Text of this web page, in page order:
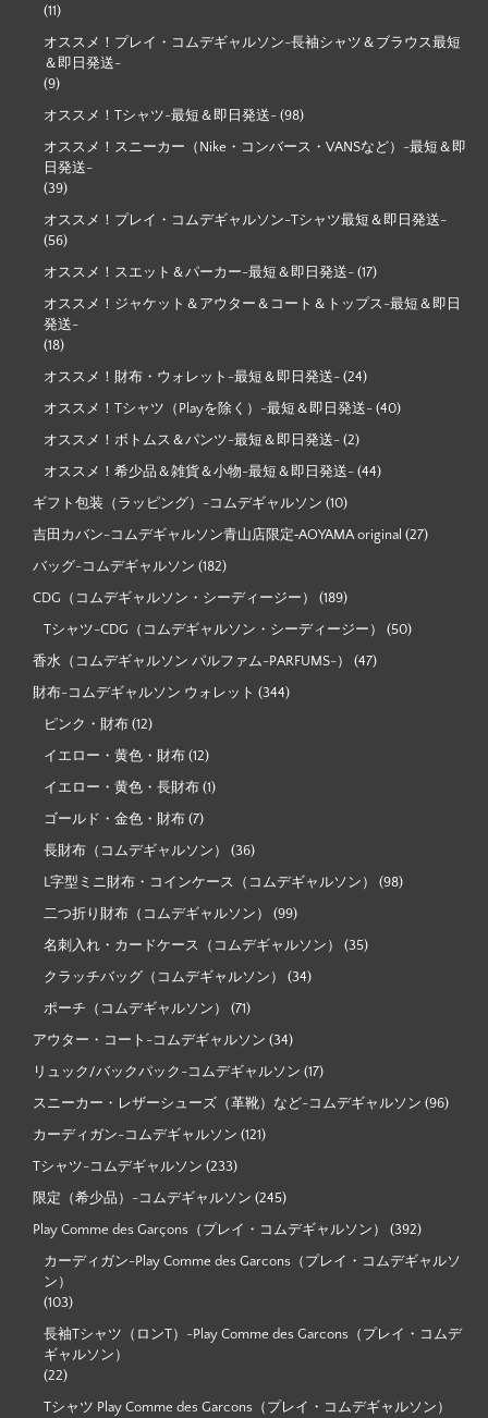
(11)
オススメ！プレイ・コムデギャルソン-長袖シャツ＆ブラウス最短
＆即日発送-
(9)
オススメ！Tシャツ-最短＆即日発送- (98)
オススメ！スニーカー（Nike・コンバース・VANSなど）-最短＆即
日発送-
(39)
オススメ！プレイ・コムデギャルソン-Tシャツ最短＆即日発送-
(56)
オススメ！スエット＆パーカー-最短＆即日発送- (17)
オススメ！ジャケット＆アウター＆コート＆トップス-最短＆即日
発送-
(18)
オススメ！財布・ウォレット-最短＆即日発送- (24)
オススメ！Tシャツ（Playを除く）-最短＆即日発送- (40)
オススメ！ボトムス＆パンツ-最短＆即日発送- (2)
オススメ！希少品＆雑貨＆小物-最短＆即日発送- (44)
ギフト包装（ラッピング）-コムデギャルソン (10)
吉田カバン-コムデギャルソン青山店限定‐AOYAMA original (27)
バッグ-コムデギャルソン (182)
CDG（コムデギャルソン・シーディージー） (189)
Tシャツ-CDG（コムデギャルソン・シーディージー） (50)
香水（コムデギャルソン パルファム-PARFUMS-） (47)
財布-コムデギャルソン ウォレット (344)
ピンク・財布 (12)
イエロー・黄色・財布 (12)
イエロー・黄色・長財布 (1)
ゴールド・金色・財布 (7)
長財布（コムデギャルソン） (36)
L字型ミニ財布・コインケース（コムデギャルソン） (98)
二つ折り財布（コムデギャルソン） (99)
名刺入れ・カードケース（コムデギャルソン） (35)
クラッチバッグ（コムデギャルソン） (34)
ポーチ（コムデギャルソン） (71)
アウター・コート-コムデギャルソン (34)
リュック/バックパック-コムデギャルソン (17)
スニーカー・レザーシューズ（革靴）など-コムデギャルソン (96)
カーディガン-コムデギャルソン (121)
Tシャツ-コムデギャルソン (233)
限定（希少品）-コムデギャルソン (245)
Play Comme des Garçons（プレイ・コムデギャルソン） (392)
カーディガン-Play Comme des Garcons（プレイ・コムデギャルソ
ン）
(103)
長袖Tシャツ（ロンT）-Play Comme des Garcons（プレイ・コムデ
ギャルソン）
(22)
Tシャツ Play Comme des Garcons（プレイ・コムデギャルソン）